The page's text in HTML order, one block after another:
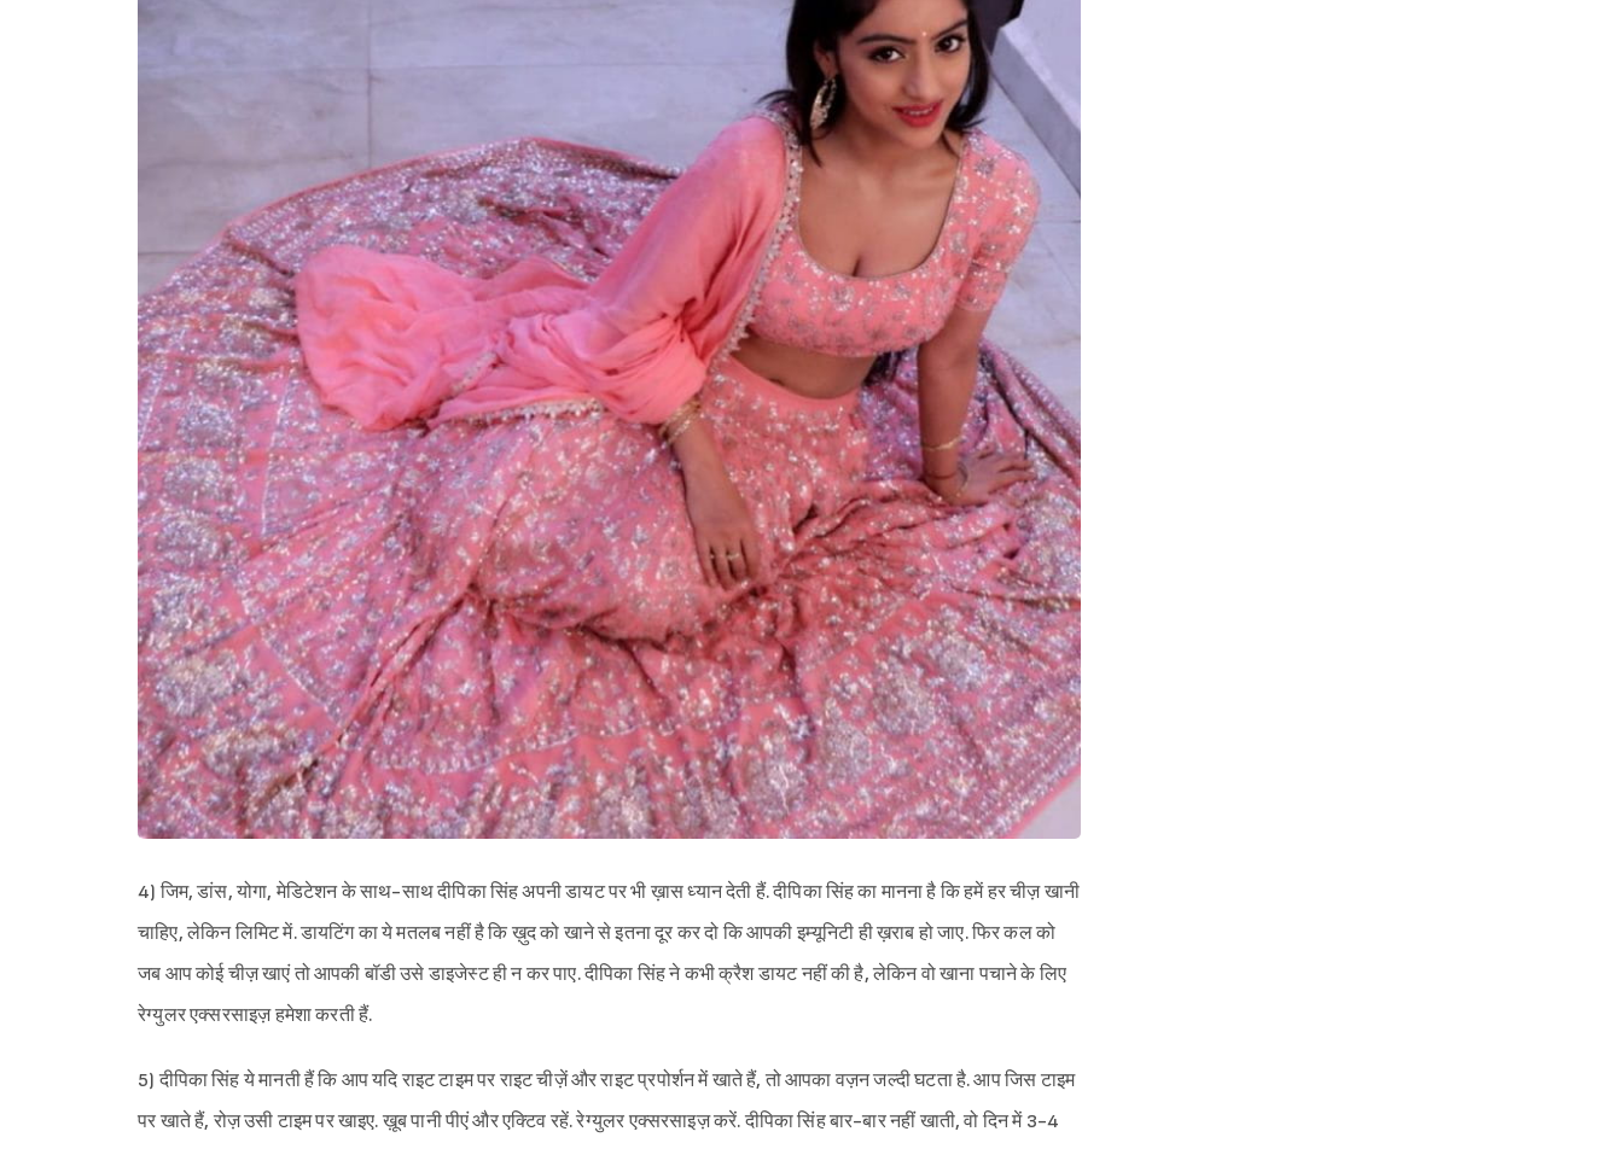
Sign in
4) जिम, डांस, योगा, मेडिटेशन के साथ-साथ दीपिका सिंह अपनी डायट पर भी ख़ास ध्यान देती हैं. दीपिका सिंह का मानना है कि हमें हर चीज़ खानी
चाहिए, लेकिन लिमिट में. डायटिंग का ये मतलब नहीं है कि ख़ुद को खाने से इतना दूर कर दो कि आपकी इम्यूनिटी ही ख़राब हो जाए. फिर कल को
जब आप कोई चीज़ खाएं तो आपकी बॉडी उसे डाइजेस्ट ही न कर पाए. दीपिका सिंह ने कभी क्रैश डायट नहीं की है, लेकिन वो खाना पचाने के लिए
रेग्युलर एक्सरसाइज़ हमेशा करती हैं.
5) दीपिका सिंह ये मानती हैं कि आप यदि राइट टाइम पर राइट चीज़ें और राइट प्रपोर्शन में खाते हैं, तो आपका वज़न जल्दी घटता है. आप जिस टाइम
पर खाते हैं, रोज़ उसी टाइम पर खाइए. ख़ूब पानी पीएं और एक्टिव रहें. रेग्युलर एक्सरसाइज़ करें. दीपिका सिंह बार-बार नहीं खाती, वो दिन में 3-4